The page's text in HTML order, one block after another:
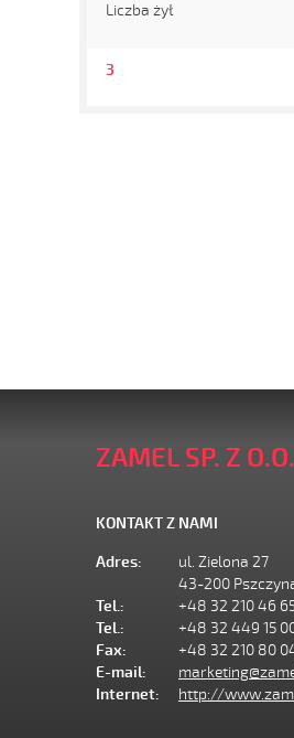
Liczba żył
3
ZAMEL SP. Z O.O.
KONTAKT Z NAMI
Adres:
ul. Zielona 27
43-200
Tel.:
+48 32 210 46
Tel.:
+48 32 449 15
Fax:
+48 32 210 80
E-mail:
Internet:
http://